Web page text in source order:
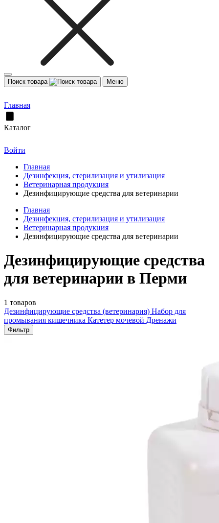
Поиск товара Меню
Главная
Каталог
Войти
Главная
Дезинфекция, стерилизация и утилизация
Ветеринарная продукция
Дезинфицирующие средства для ветеринарии
Главная
Дезинфекция, стерилизация и утилизация
Ветеринарная продукция
Дезинфицирующие средства для ветеринарии
Дезинфицирующие средства
для ветеринарии в Перми
1 товаров
Дезинфицирующие средства (ветеринария) Набор для
промывания кишечника Катетер мочевой Дренажи
Фильтр